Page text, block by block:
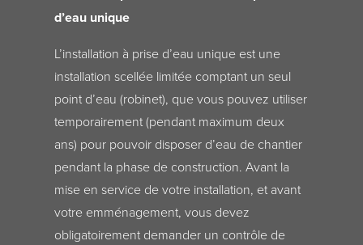
d’eau unique
L’installation à prise d’eau unique est une
installation scellée limitée comptant un seul
point d’eau (robinet), que vous pouvez utiliser
temporairement (pendant maximum deux
ans) pour pouvoir disposer d’eau de chantier
pendant la phase de construction. Avant la
mise en service de votre installation, et avant
votre emménagement, vous devez
obligatoirement demander un contrôle de